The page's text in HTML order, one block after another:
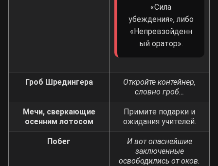
«Сила
убеждения», либо
«Непревзойденн
ый оратор».
Гроб Шредингера
Откройте контейнер,
словно гроб…
Мечи, сверкающие
осенним лотосом
Примите подарки и
ожидания учителей.
Побег
И вот опаснейшие
заключенные
освободились от оков.